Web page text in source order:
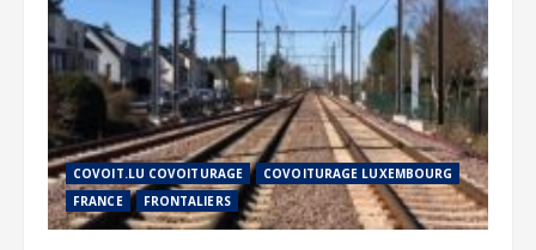
COVOIT.LU COVOITURAGE
COVOITURAGE LUXEMBOURG
FRANCE
FRONTALIERS